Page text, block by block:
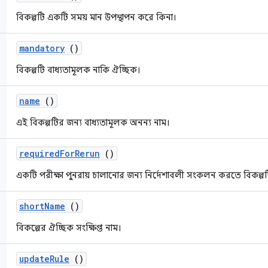
বিকল্পটি একটি সময় মান উপস্থাপন করে কিনা।
mandatory ()
বিকল্পটি বাধ্যতামূলক নাকি ঐচ্ছিক।
name ()
এই বিকল্পটির জন্য বাধ্যতামূলক অনন্য নাম।
requiredForRerun ()
একটি পরীক্ষা পুনরায় চালানোর জন্য নির্দেশাবলী সংকলন করতে
shortName ()
বিকল্পের ঐচ্ছিক সংক্ষিপ্ত নাম।
updateRule ()